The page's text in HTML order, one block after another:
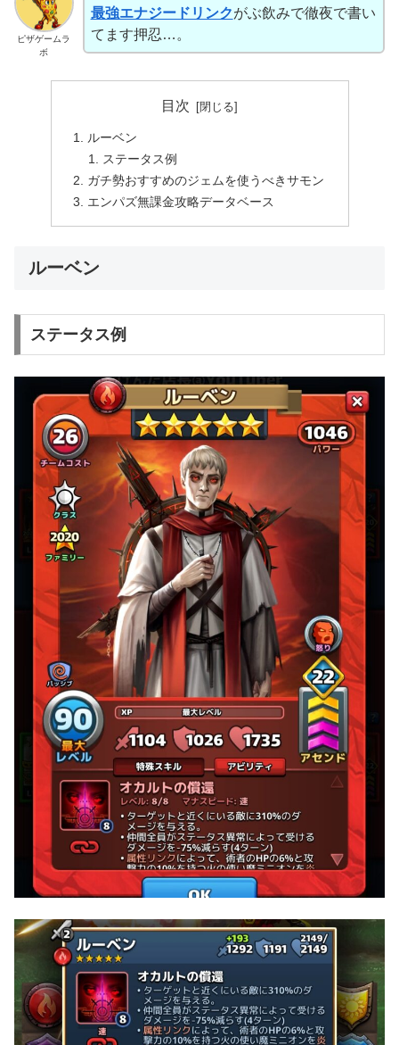
ピザゲームラ
ボ
最強エナジードリンクがぶ飲みで徹夜で書い
てます押忍…。
目次
ルーベン
ステータス例
ガチ勢おすすめのジェムを使うべきサモン
エンパズ無課金攻略データベース
ルーベン
ステータス例